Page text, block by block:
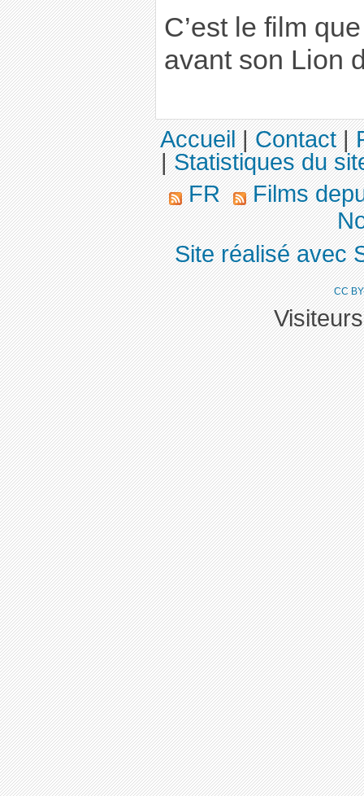
C’est le film
avant son Lion
Accueil|Contact|
|Statistiques du
FR
Films
Site réalisé avec
CC